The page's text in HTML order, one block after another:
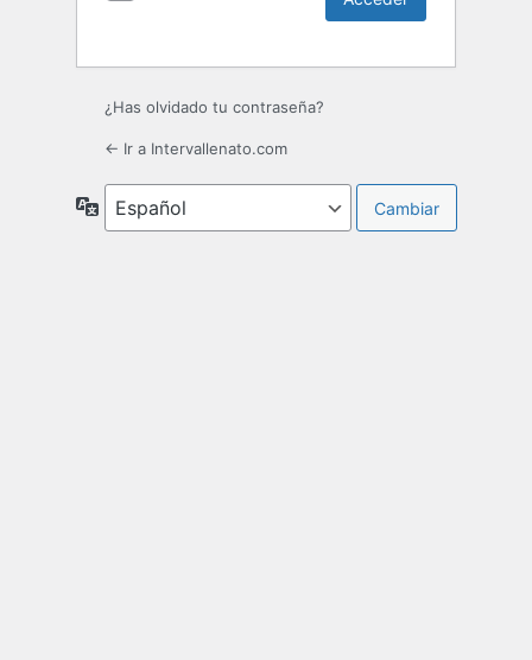
¿Has olvidado tu contraseña?
← Ir a Intervallenato.com
Idioma